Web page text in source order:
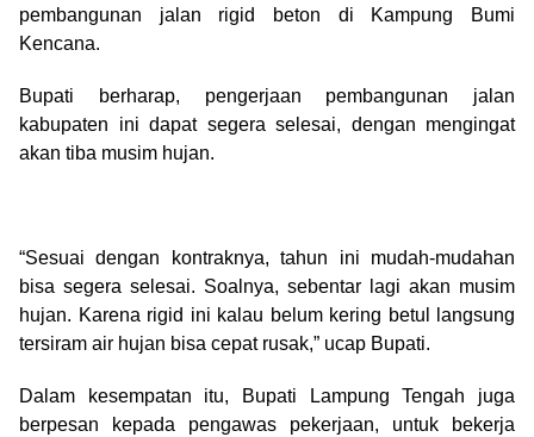
pembangunan jalan rigid beton di Kampung Bumi
Kencana.
Bupati berharap, pengerjaan pembangunan jalan
kabupaten ini dapat segera selesai, dengan mengingat
akan tiba musim hujan.
“Sesuai dengan kontraknya, tahun ini mudah-mudahan
bisa segera selesai. Soalnya, sebentar lagi akan musim
hujan. Karena rigid ini kalau belum kering betul langsung
tersiram air hujan bisa cepat rusak,” ucap Bupati.
Dalam kesempatan itu, Bupati Lampung Tengah juga
berpesan kepada pengawas pekerjaan, untuk bekerja